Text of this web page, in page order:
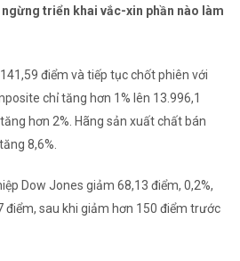
triển khai vắc-xin phần nào làm
điểm và tiếp tục chốt phiên với
chỉ tăng hơn 1% lên 13.996,1
hơn 2%. Hãng sản xuất chất bán
8,6%.
Dow Jones giảm 68,13 điểm, 0,2%,
điểm, sau khi giảm hơn 150 điểm trước